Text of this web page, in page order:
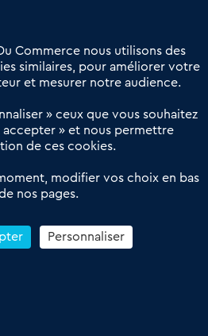
national dédié aux transactions
au service du commerce de
Commerce nous utilisons des
similaires, pour améliorer votre
et mesurer notre audience.
» ceux que vous souhaitez
accepter » et nous permettre
de ces cookies.
modifier vos choix en bas
nos pages.
Personnaliser